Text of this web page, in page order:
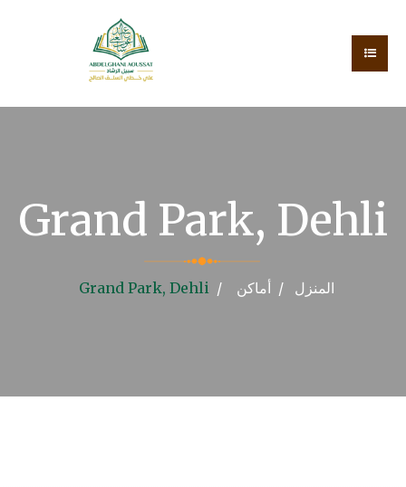
Grand Park, Dehli
المنزل أماكن Grand Park, Dehli